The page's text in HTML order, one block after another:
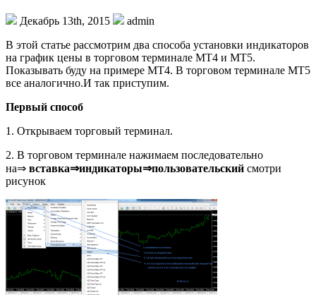
Декабрь 13th, 2015
admin
В этой статье рассмотрим два способа установки индикаторов
на график цены в торговом терминале МТ4 и МТ5.
Показывать буду на примере МТ4. В торговом терминале МТ5
все аналогично.И так приступим.
Первый способ
1. Открываем торговый терминал.
2. В торговом терминале нажимаем последовательно
на⇒ вставка⇒индикаторы⇒пользовательский смотри
рисунок